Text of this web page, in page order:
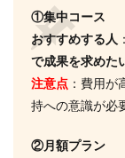
で十
分で
しょ
う
か？
5.4
ンド
①集中コース
おすすめする人
で成果を求めた
注意点 ：費用
持への意識が必
②月額プラン